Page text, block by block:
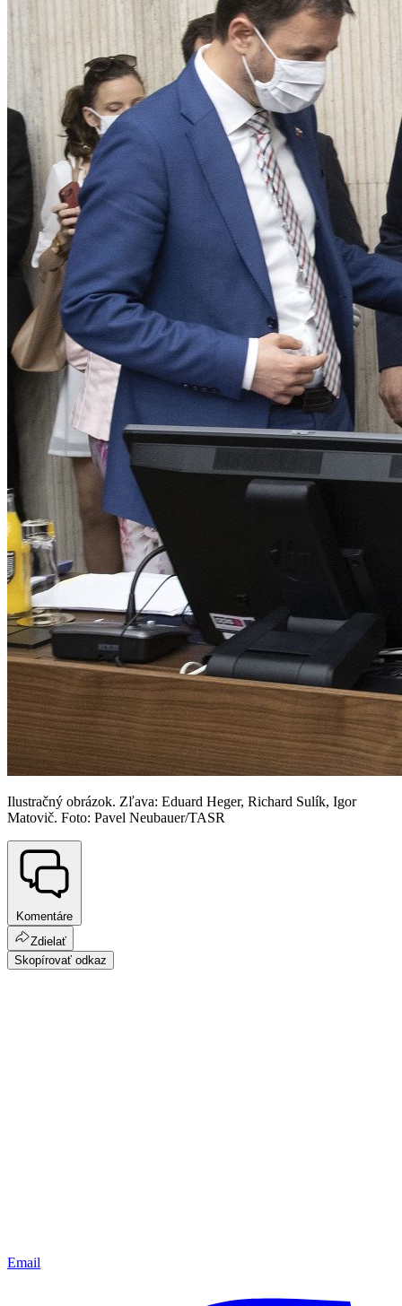
Ilustračný obrázok. Zľava: Eduard Heger, Richard Sulík, Igor
Matovič. Foto: Pavel Neubauer/TASR
Komentáre
Zdielať
Skopírovať odkaz
Email